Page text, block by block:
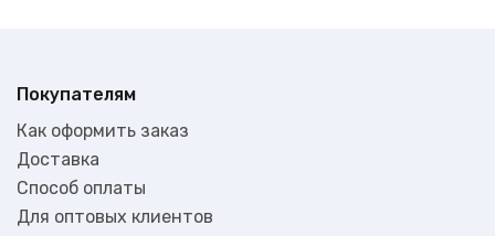
Покупателям
Как оформить заказ
Доставка
Способ оплаты
Для оптовых клиентов